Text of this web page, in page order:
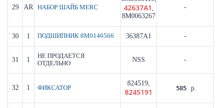
29 AR НАБОР ШАЙБ MERC 42637A1,
8M0063267
-
30 1 ПОДШИПНИК 8M0146566 36387A1 -
31 1
НЕ ПРОДАЕТСЯ
ОТДЕЛЬНО
NSS -
32 1 ФИКСАТОР
824519,
8245191 585 р.